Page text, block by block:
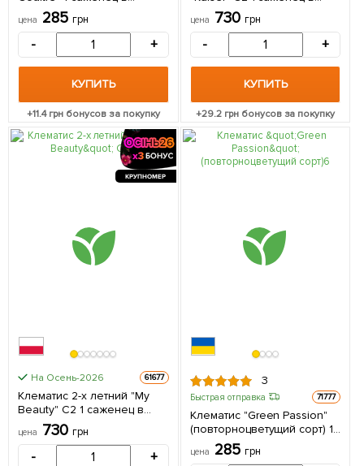
упаковке
цена 285 грн
- +
КУПИТЬ
+11.4грн бонусов за покупку
упаковке
цена 730 грн
- +
КУПИТЬ
+29.2грн бонусов за покупку
КРУПНОМЕР
На Осень-2026 61677
Клематис 2-х летний "My
Beauty" С2 1 саженец в
упаковке
цена 730 грн
- +
3
Быстрая отправка 71777
Клематис "Green Passion"
(повторноцветущий сорт) 1
саженец в упаковке
цена 285 грн